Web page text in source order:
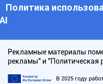
Политика
АI
Рекламные материалы
рекламы" и "Политическая
В 2025 году